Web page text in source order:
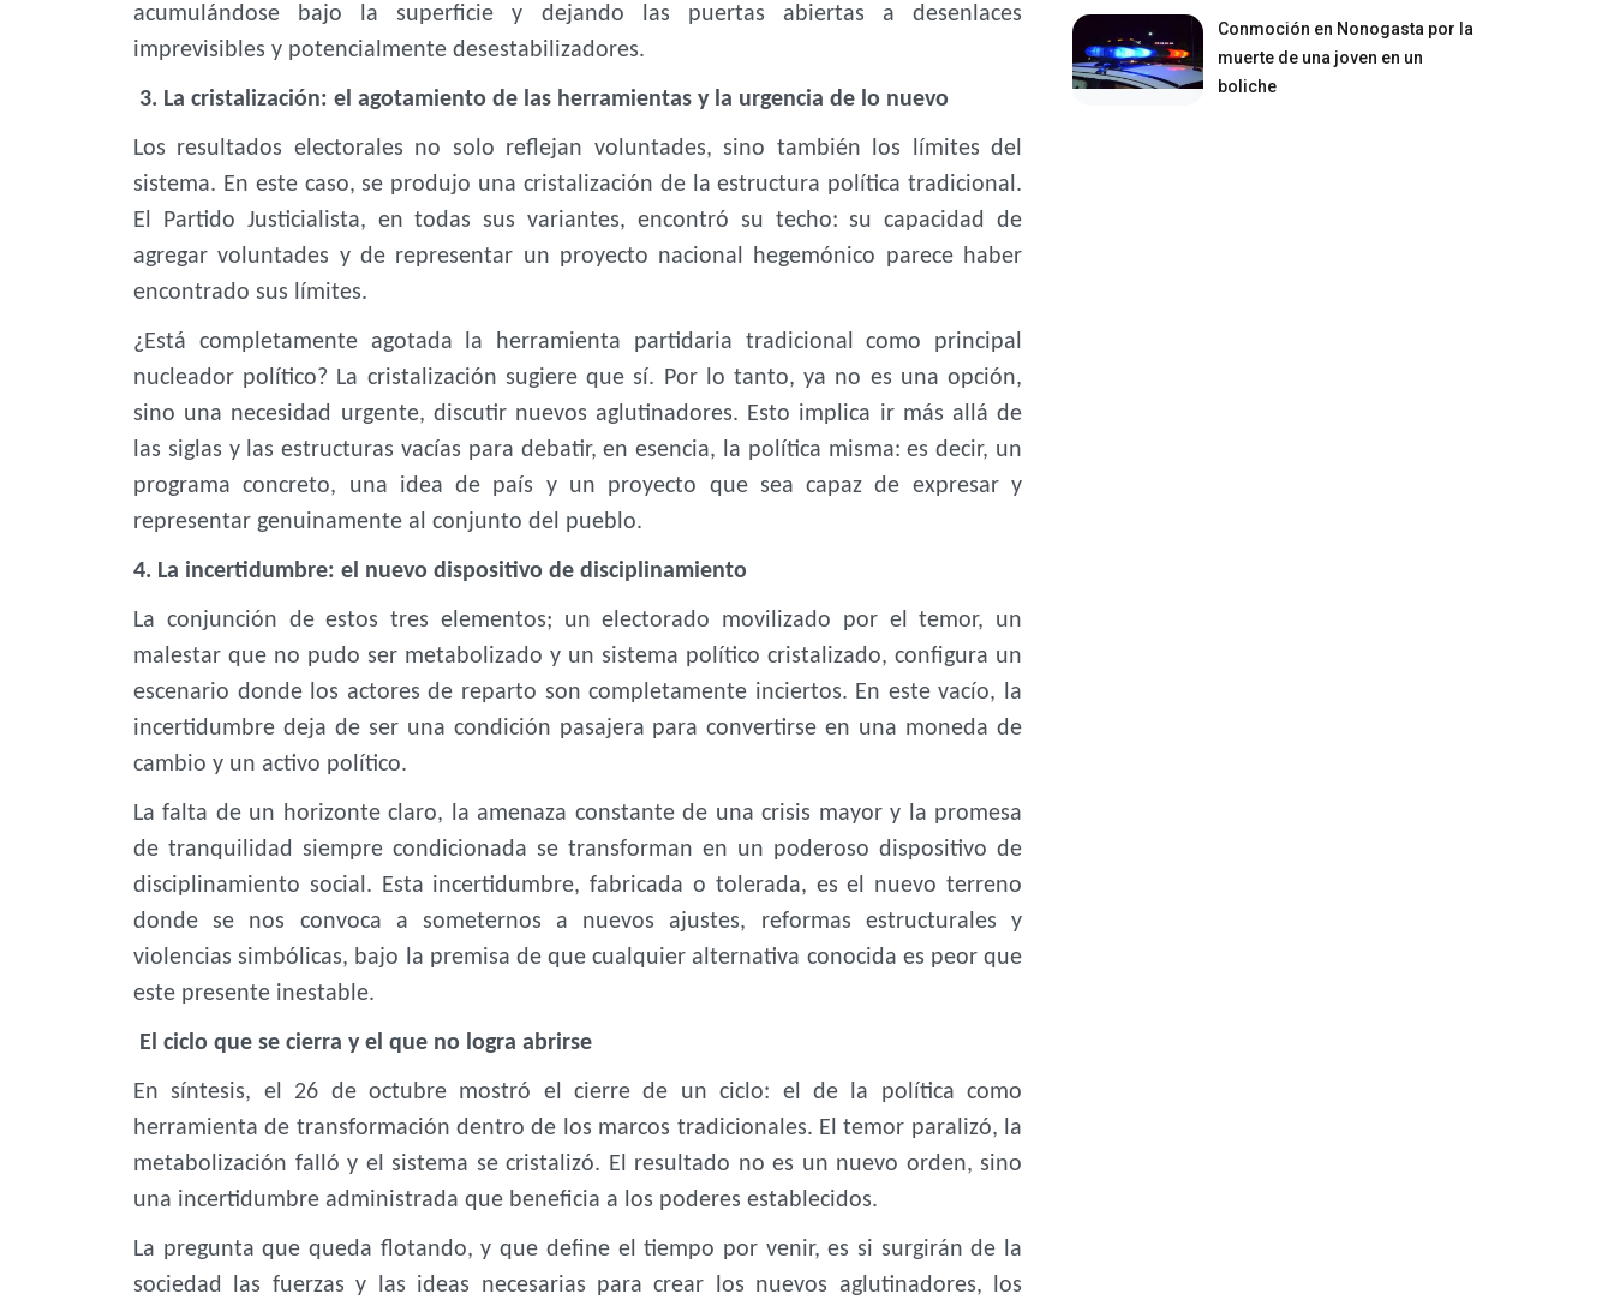
acumulándose bajo la superficie y dejando las puertas abiertas a desenlaces
imprevisibles y potencialmente desestabilizadores.
3. La cristalización: el agotamiento de las herramientas y la urgencia de lo nuevo
Los resultados electorales no solo reflejan voluntades, sino también los límites del
sistema. En este caso, se produjo una cristalización de la estructura política tradicional.
El Partido Justicialista, en todas sus variantes, encontró su techo: su capacidad de
agregar voluntades y de representar un proyecto nacional hegemónico parece haber
encontrado sus límites.
¿Está completamente agotada la herramienta partidaria tradicional como principal
nucleador político? La cristalización sugiere que sí. Por lo tanto, ya no es una opción,
sino una necesidad urgente, discutir nuevos aglutinadores. Esto implica ir más allá de
las siglas y las estructuras vacías para debatir, en esencia, la política misma: es decir, un
programa concreto, una idea de país y un proyecto que sea capaz de expresar y
representar genuinamente al conjunto del pueblo.
4. La incertidumbre: el nuevo dispositivo de disciplinamiento
La conjunción de estos tres elementos; un electorado movilizado por el temor, un
malestar que no pudo ser metabolizado y un sistema político cristalizado, configura un
escenario donde los actores de reparto son completamente inciertos. En este vacío, la
incertidumbre deja de ser una condición pasajera para convertirse en una moneda de
cambio y un activo político.
La falta de un horizonte claro, la amenaza constante de una crisis mayor y la promesa
de tranquilidad siempre condicionada se transforman en un poderoso dispositivo de
disciplinamiento social. Esta incertidumbre, fabricada o tolerada, es el nuevo terreno
donde se nos convoca a someternos a nuevos ajustes, reformas estructurales y
violencias simbólicas, bajo la premisa de que cualquier alternativa conocida es peor que
este presente inestable.
El ciclo que se cierra y el que no logra abrirse
En síntesis, el 26 de octubre mostró el cierre de un ciclo: el de la política como
herramienta de transformación dentro de los marcos tradicionales. El temor paralizó, la
metabolización falló y el sistema se cristalizó. El resultado no es un nuevo orden, sino
una incertidumbre administrada que beneficia a los poderes establecidos.
La pregunta que queda flotando, y que define el tiempo por venir, es si surgirán de la
sociedad las fuerzas y las ideas necesarias para crear los nuevos aglutinadores, los
Conmoción en Nonogasta por la
muerte de una joven en un
boliche